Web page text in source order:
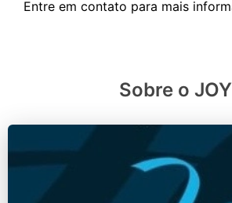
Sobre o JOY